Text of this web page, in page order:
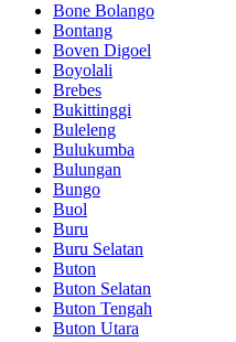
Bone Bolango
Bontang
Boven Digoel
Boyolali
Brebes
Bukittinggi
Buleleng
Bulukumba
Bulungan
Bungo
Buol
Buru
Buru Selatan
Buton
Buton Selatan
Buton Tengah
Buton Utara